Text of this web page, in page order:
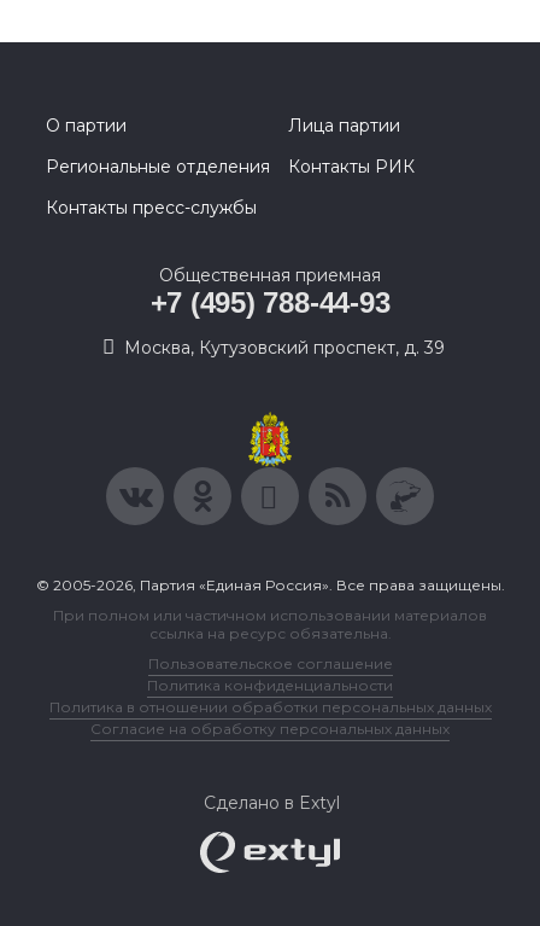
О партии
Лица партии
Региональные отделения
Контакты РИК
Контакты пресс-службы
Общественная приемная
+7 (495) 788-44-93
Москва, Кутузовский проспект, д. 39
© 2005-2026, Партия «Единая Россия». Все права защищены.
При полном или частичном использовании материалов
ссылка на ресурс обязательна.
Пользовательское соглашение
Политика конфиденциальности
Политика в отношении обработки персональных данных
Согласие на обработку персональных данных
Сделано в Extyl